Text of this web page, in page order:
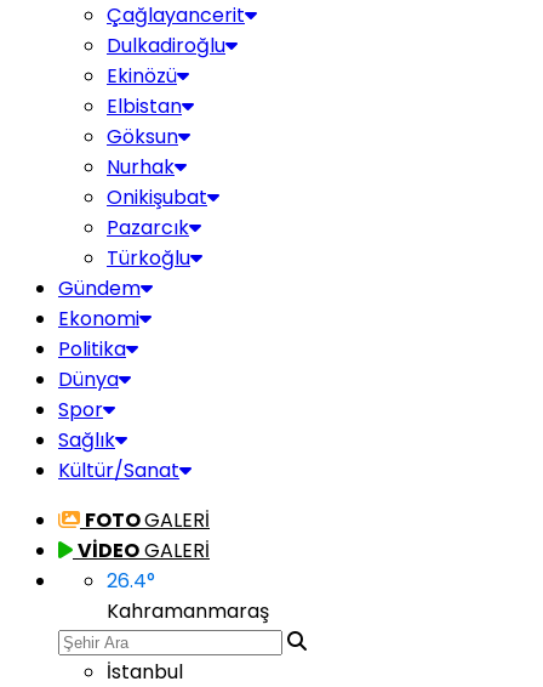
Çağlayancerit
Dulkadiroğlu
Ekinözü
Elbistan
Göksun
Nurhak
Onikişubat
Pazarcık
Türkoğlu
Gündem
Ekonomi
Politika
Dünya
Spor
Sağlık
Kültür/Sanat
FOTOGALERİ
VİDEOGALERİ
26.4°
Kahramanmaraş
İstanbul